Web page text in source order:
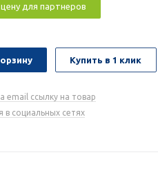
для партнеров
Купить в 1 клик
email ссылку на товар
в социальных сетях